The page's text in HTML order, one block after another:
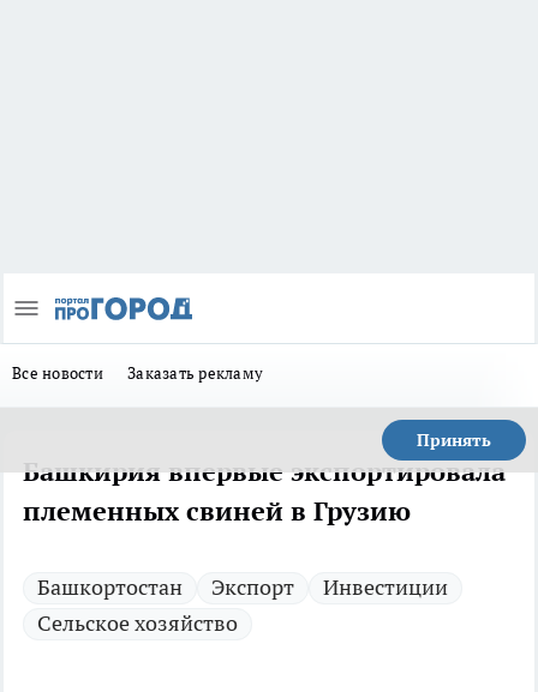
Все новости Заказать рекламу
Принять
Башкирия впервые экспортировала
племенных свиней в Грузию
Башкортостан Экспорт
Инвестиции
Сельское хозяйство